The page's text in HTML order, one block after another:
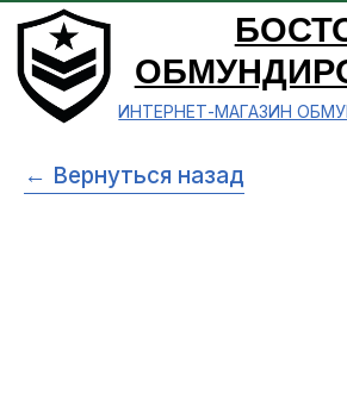
БОСТОН
ОБМУНДИРОВАНИЕ
ИНТЕРНЕТ-МАГАЗИН ОБМУНДИРОВАНИЯ
← Вернуться назад